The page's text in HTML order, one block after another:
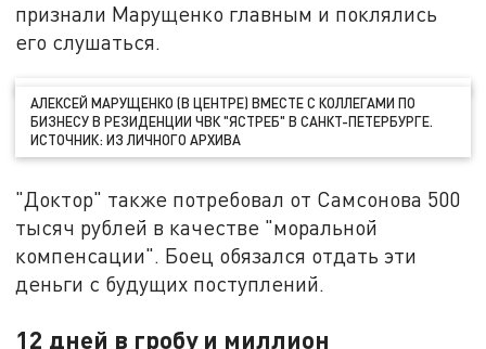
признали Марущенко главным и поклялись
его слушаться.
АЛЕКСЕЙ МАРУЩЕНКО (В ЦЕНТРЕ) ВМЕСТЕ С КОЛЛЕГАМИ ПО
БИЗНЕСУ В РЕЗИДЕНЦИИ ЧВК "ЯСТРЕБ" В САНКТ-ПЕТЕРБУРГЕ.
ИСТОЧНИК: ИЗ ЛИЧНОГО АРХИВА
"Доктор" также потребовал от Самсонова 500
тысяч рублей в качестве "моральной
компенсации". Боец обязался отдать эти
деньги с будущих поступлений.
12 дней в гробу и миллион